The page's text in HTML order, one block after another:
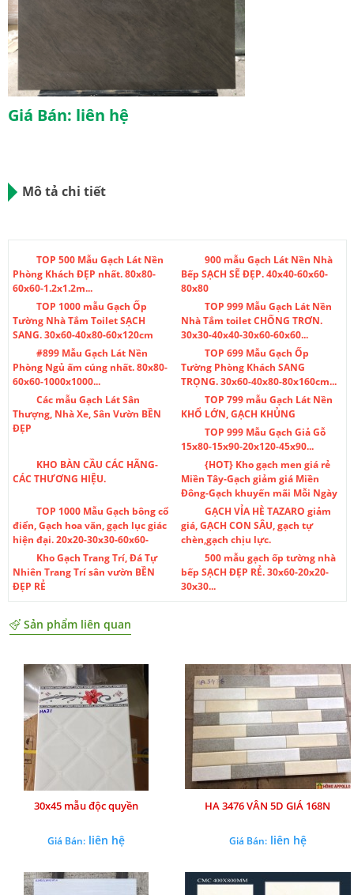
Giá Bán: liên hệ
Mô tả chi tiết
TOP 500 Mẫu Gạch Lát Nền
Phòng Khách ĐẸP nhất. 80x80-
60x60-1.2x1.2m...
900 mẫu Gạch Lát Nền Nhà
Bếp SẠCH SẼ ĐẸP. 40x40-60x60-
80x80
TOP 1000 mẫu Gạch Ốp
Tường Nhà Tắm Toilet SẠCH
SANG. 30x60-40x80-60x120cm
TOP 999 Mẫu Gạch Lát Nền
Nhà Tắm toilet CHỐNG TRƠN.
30x30-40x40-30x60-60x60...
#899 Mẫu Gạch Lát Nền
Phòng Ngủ ấm cúng nhất. 80x80-
60x60-1000x1000...
TOP 699 Mẫu Gạch Ốp
Tường Phòng Khách SANG
TRỌNG. 30x60-40x80-80x160cm...
Các mẫu Gạch Lát Sân
Thượng, Nhà Xe, Sân Vườn BỀN
ĐẸP
TOP 799 mẫu Gạch Lát Nền
KHỔ LỚN, GẠCH KHỦNG
TOP 999 Mẫu Gạch Giả Gỗ
15x80-15x90-20x120-45x90...
KHO BÀN CẦU CÁC HÃNG-
CÁC THƯƠNG HIỆU.
{HOT} Kho gạch men giá rẻ
Miền Tây-Gạch giảm giá Miền
Đông-Gạch khuyến mãi Mỗi Ngày
TOP 1000 Mẫu Gạch bông cổ
điển, Gạch hoa văn, gạch lục giác
hiện đại. 20x20-30x30-60x60-
GẠCH VỈA HÈ TAZARO giảm
giá, GẠCH CON SÂU, gạch tự
chèn,gạch chịu lực.
Kho Gạch Trang Trí, Đá Tự
Nhiên Trang Trí sân vườn BỀN
ĐẸP RẺ
500 mẫu gạch ốp tường nhà
bếp SẠCH ĐẸP RẺ. 30x60-20x20-
30x30...
Sản phẩm liên quan
30x45 mẫu độc quyền
Giá Bán: liên hệ
HA 3476 VÂN 5D GIÁ 168N
Giá Bán:liên hệ